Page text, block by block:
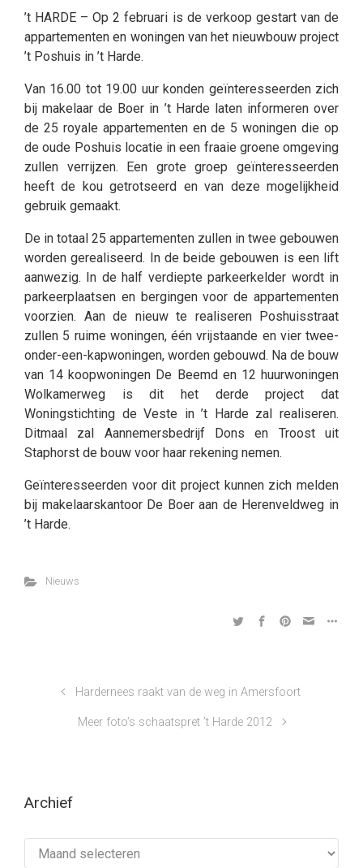
’t HARDE – Op 2 februari is de verkoop gestart van de
appartementen en woningen van het nieuwbouw project
’t Poshuis in ’t Harde.
Van 16.00 tot 19.00 uur konden geïnteresseerden zich
bij makelaar de Boer in ’t Harde laten informeren over
de 25 royale appartementen en de 5 woningen die op
de oude Poshuis locatie in een fraaie groene omgeving
zullen verrijzen. Een grote groep geïnteresseerden
heeft de kou getrotseerd en van deze mogelijkheid
gebruik gemaakt.
De in totaal 25 appartementen zullen in twee gebouwen
worden gerealiseerd. In de beide gebouwen is een lift
aanwezig. In de half verdiepte parkeerkelder wordt in
parkeerplaatsen en bergingen voor de appartementen
voorzien. Aan de nieuw te realiseren Poshuisstraat
zullen 5 ruime woningen, één vrijstaande en vier twee-
onder-een-kapwoningen, worden gebouwd. Na de bouw
van 14 koopwoningen De Beemd en 12 huurwoningen
Wolkamerweg is dit het derde project dat
Woningstichting de Veste in ’t Harde zal realiseren.
Ditmaal zal Aannemersbedrijf Dons en Troost uit
Staphorst de bouw voor haar rekening nemen.
Geïnteresseerden voor dit project kunnen zich melden
bij makelaarskantoor De Boer aan de Herenveldweg in
’t Harde.
Nieuws
Hardernees raakt van de weg in Amersfoort
Meer foto’s schaatspret ’t Harde 2012
Archief